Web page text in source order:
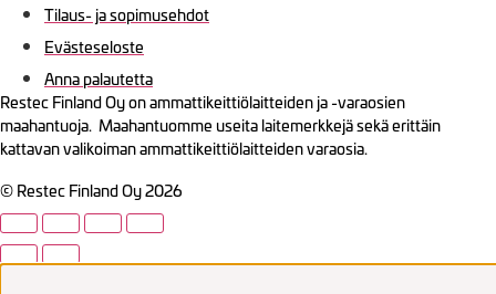
Tilaus- ja sopimusehdot
Evästeseloste
Anna palautetta
Restec Finland Oy on ammattikeittiölaitteiden ja -varaosien
maahantuoja. Maahantuomme useita laitemerkkejä sekä erittäin
kattavan valikoiman ammattikeittiölaitteiden varaosia.
© Restec Finland Oy 2026